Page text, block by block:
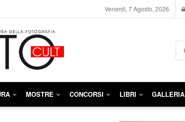
Venerdì, 7 Agosto, 2026
MOSTRE CONCORSI LIBRI GALLERIA